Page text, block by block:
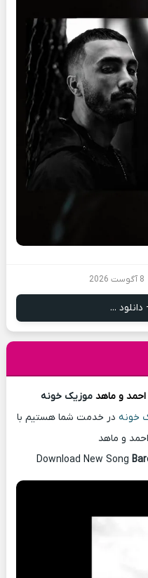
8 آگوست 2026
...
احمد و ماهد موزیک خونه
خونه در خدمت شما هستیم با
و ماهد
Download New Song